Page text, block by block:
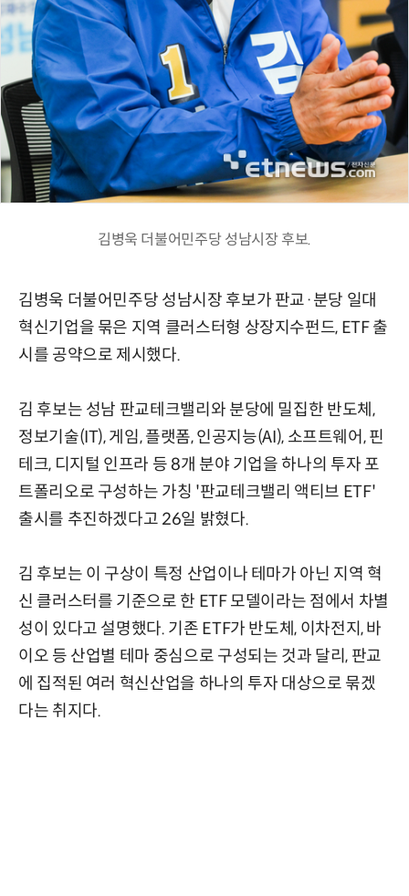
김병욱 더불어민주당 성남시장 후보.
김병욱 더불어민주당 성남시장 후보가 판교·분당 일대
혁신기업을 묶은 지역 클러스터형 상장지수펀드, ETF 출
시를 공약으로 제시했다.
김 후보는 성남 판교테크밸리와 분당에 밀집한 반도체,
정보기술(IT), 게임, 플랫폼, 인공지능(AI), 소프트웨어, 핀
테크, 디지털 인프라 등 8개 분야 기업을 하나의 투자 포
트폴리오로 구성하는 가칭 '판교테크밸리 액티브 ETF'
출시를 추진하겠다고 26일 밝혔다.
김 후보는 이 구상이 특정 산업이나 테마가 아닌 지역 혁
신 클러스터를 기준으로 한 ETF 모델이라는 점에서 차별
성이 있다고 설명했다. 기존 ETF가 반도체, 이차전지, 바
이오 등 산업별 테마 중심으로 구성되는 것과 달리, 판교
에 집적된 여러 혁신산업을 하나의 투자 대상으로 묶겠
다는 취지다.